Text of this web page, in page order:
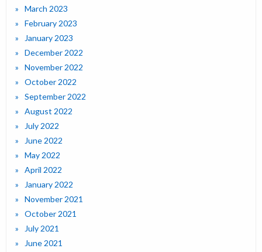
March 2023
February 2023
January 2023
December 2022
November 2022
October 2022
September 2022
August 2022
July 2022
June 2022
May 2022
April 2022
January 2022
November 2021
October 2021
July 2021
June 2021